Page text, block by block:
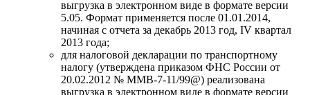
выгрузка в электронном виде в формате версии
5.05. Формат применяется после 01.01.2014,
начиная с отчета за декабрь 2013 год, IV квартал
2013 года;
для налоговой декларации по транспортному
налогу (утверждена приказом ФНС России от
20.02.2012 № ММВ-7-11/99@) реализована
выгрузка в электронном виде в формате версии